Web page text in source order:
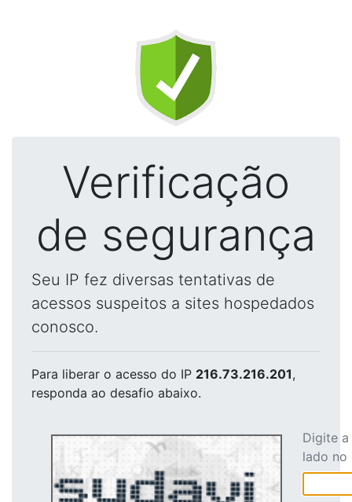
Verificação
de segurança
Seu IP fez diversas tentativas de
acessos suspeitos a sites hospedados
conosco.
Para liberar o acesso do IP 216.73.216.201,
responda ao desafio abaixo.
Digite
lado no